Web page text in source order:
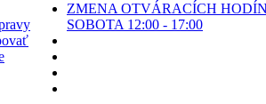
ZMENA OTVÁRACÍCH
SOBOTA 12:00 - 17:00